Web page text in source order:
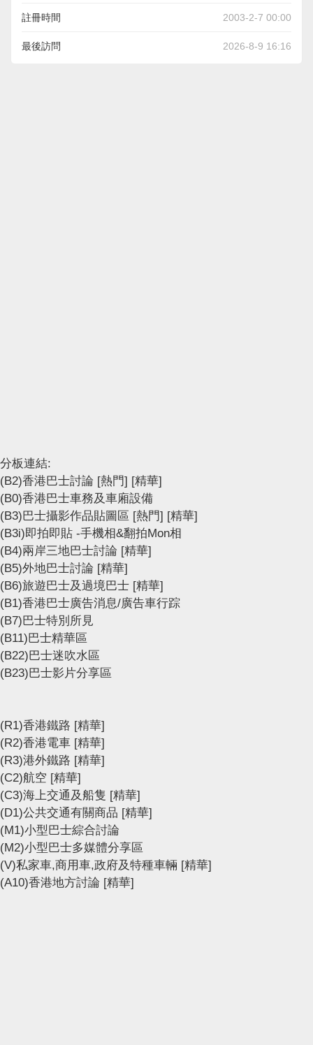
註冊時間 2003-2-7 00:00
最後訪問 2026-8-9 16:16
分板連結:
(B2)香港巴士討論 [熱門] [精華]
(B0)香港巴士車務及車廂設備
(B3)巴士攝影作品貼圖區 [熱門] [精華]
(B3i)即拍即貼 -手機相&翻拍Mon相
(B4)兩岸三地巴士討論 [精華]
(B5)外地巴士討論 [精華]
(B6)旅遊巴士及過境巴士 [精華]
(B1)香港巴士廣告消息/廣告車行踪
(B7)巴士特別所見
(B11)巴士精華區
(B22)巴士迷吹水區
(B23)巴士影片分享區
(R1)香港鐵路 [精華]
(R2)香港電車 [精華]
(R3)港外鐵路 [精華]
(C2)航空 [精華]
(C3)海上交通及船隻 [精華]
(D1)公共交通有關商品 [精華]
(M1)小型巴士綜合討論
(M2)小型巴士多媒體分享區
(V)私家車,商用車,政府及特種車輛 [精華]
(A10)香港地方討論 [精華]